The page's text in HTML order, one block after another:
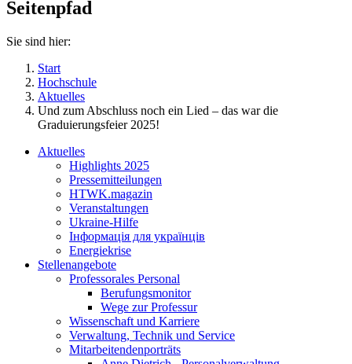
Seitenpfad
Sie sind hier:
Start
Hochschule
Aktuelles
Und zum Abschluss noch ein Lied – das war die
Graduierungsfeier 2025!
Aktuelles
Highlights 2025
Pressemitteilungen
HTWK.magazin
Veranstaltungen
Ukraine-Hilfe
Інформація для українців
Energiekrise
Stellenangebote
Professorales Personal
Berufungsmonitor
Wege zur Professur
Wissenschaft und Karriere
Verwaltung, Technik und Service
Mitarbeitendenporträts